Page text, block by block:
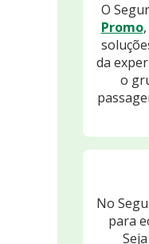
O
Promo
da
o
No
para